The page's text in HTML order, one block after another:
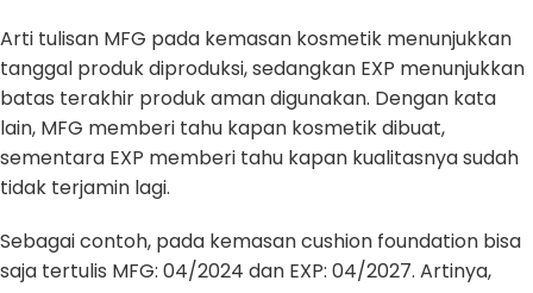
Arti tulisan MFG pada kemasan kosmetik menunjukkan
tanggal produk diproduksi, sedangkan EXP menunjukkan
batas terakhir produk aman digunakan. Dengan kata
lain, MFG memberi tahu kapan kosmetik dibuat,
sementara EXP memberi tahu kapan kualitasnya sudah
tidak terjamin lagi.
Sebagai contoh, pada kemasan cushion foundation bisa
saja tertulis MFG: 04/2024 dan EXP: 04/2027. Artinya,